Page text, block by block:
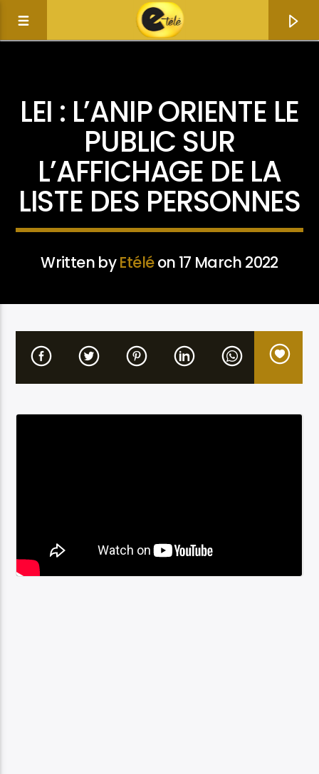
Current track
Artist
Etele en direct
LEI : L’ANIP ORIENTE LE
PUBLIC SUR
L’AFFICHAGE DE LA
LISTE DES PERSONNES
Written byEtéléon 17 March 2022